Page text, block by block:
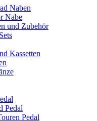
Naben
Nabe
und Zubehör
Kassetten
Pedal
Pedal